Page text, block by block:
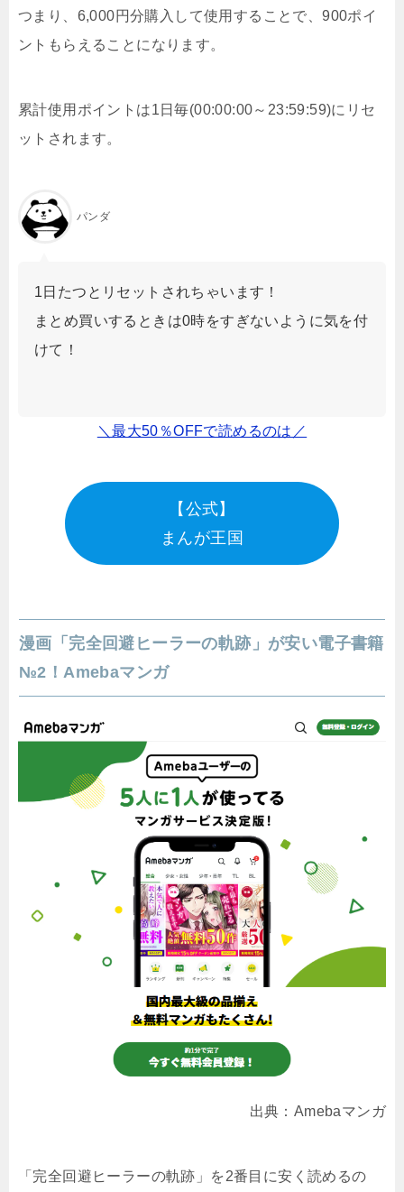
つまり、6,000円分購入して使用することで、900ポイ
ントもらえることになります。
累計使用ポイントは1日毎(00:00:00～23:59:59)にリセ
ットされます。
パンダ
1日たつとリセットされちゃいます！
まとめ買いするときは0時をすぎないように気を付
けて！
＼最大50％OFFで読めるのは／
【公式】
まんが王国
漫画「完全回避ヒーラーの軌跡」が安い電子書籍
№2！Amebaマンガ
出典：Amebaマンガ
「完全回避ヒーラーの軌跡」を2番目に安く読めるの